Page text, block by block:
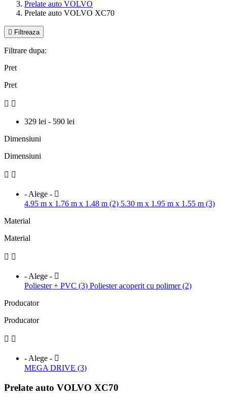
Prelate auto VOLVO
Prelate auto VOLVO XC70
 Filtreaza
Filtrare dupa:
Pret
Pret
 
329 lei - 590 lei
Dimensiuni
Dimensiuni
 
- Alege - 
4.95 m x 1.76 m x 1.48 m (2) 5.30 m x 1.95 m x 1.55 m (3)
Material
Material
 
- Alege - 
Poliester + PVC (3) Poliester acoperit cu polimer (2)
Producator
Producator
 
- Alege - 
MEGA DRIVE (3)
Prelate auto VOLVO XC70